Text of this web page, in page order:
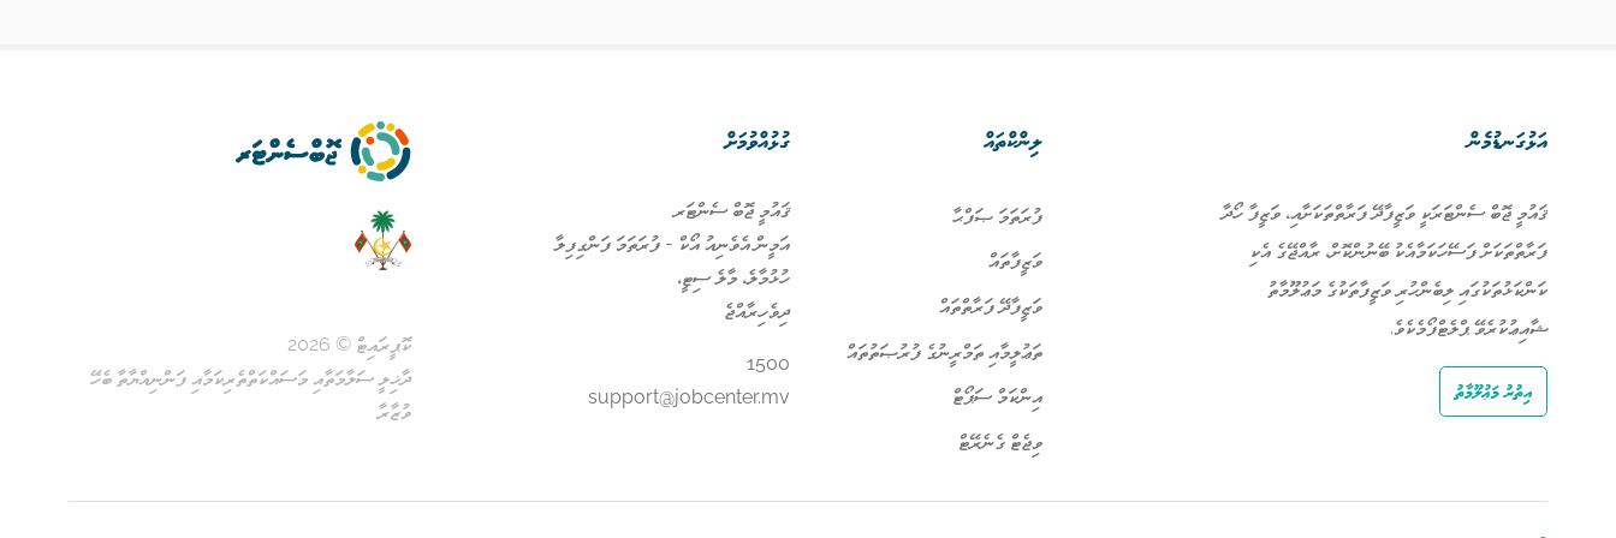
އަޅުގަނޑުމެން
ޤައުމީ ޖޮބް ސެންޓަރަކީ ވަޒީފާދޭ ފަރާތްތަކަށާއި، ވަޒީފާ ހޯދާ
ފަރާތްތަކަށް ފަސޭހަކަމާއެކު ބޭނުންކޮށް، ރާއްޖޭގެ އެކި
ކަންކަޅުތަކުގައި ލިބެންހުރި ވަޒީފާތަކުގެ މަޢުލޫމާތު
ޝާއިޢުކުރެވޭ ޕްލެޓްފޯމެކެވެ.
އިތުރު މަޢުލޫމާތު
ލިންކްތައް
ފުރަތަމަ ޞަފްޙާ
ވަޒީފާތައް
ވަޒީފާދޭ ފަރާތްތައް
ތަޢުލީމާއި ތަމްރީނުގެ ފުރުޞަތުތައް
އިންކަމް ސަޕޯޓް
ވިޖެޓް ގެނެރޭޓް
ގުޅުއްވުމަށް
ޤައުމީ ޖޮބް ސެންޓަރ
އަމީން އެވެނިއު އޯކް - ފުރަތަމަ ފަންގިފިލާ
ހުޅުމާލެ، މާލެ ސިޓީ،
ދިވެހިރާއްޖެ
1500
support@jobcenter.mv
ކޮޕީރައިޓް © 2026
ދާޚިލީ ސަލާމަތާއި މަސައްކަތްތެރިކަމާއި ފަންނިއްޔާތާ ބެހޭ
ވުޒާރާ